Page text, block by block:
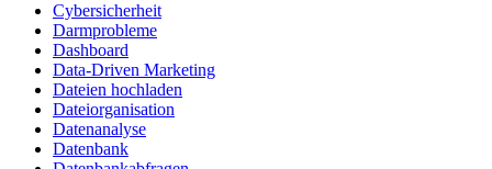
Cybersicherheit
Darmprobleme
Dashboard
Data-Driven Marketing
Dateien hochladen
Dateiorganisation
Datenanalyse
Datenbank